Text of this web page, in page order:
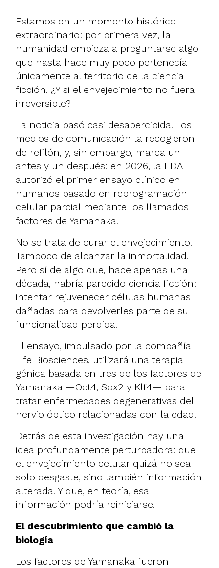
Estamos en un momento histórico
extraordinario: por primera vez, la
humanidad empieza a preguntarse algo
que hasta hace muy poco pertenecía
únicamente al territorio de la ciencia
ficción. ¿Y si el envejecimiento no fuera
irreversible?
La noticia pasó casi desapercibida. Los
medios de comunicación la recogieron
de refilón, y, sin embargo, marca un
antes y un después: en 2026, la FDA
autorizó el primer ensayo clínico en
humanos basado en reprogramación
celular parcial mediante los llamados
factores de Yamanaka.
No se trata de curar el envejecimiento.
Tampoco de alcanzar la inmortalidad.
Pero sí de algo que, hace apenas una
década, habría parecido ciencia ficción:
intentar rejuvenecer células humanas
dañadas para devolverles parte de su
funcionalidad perdida.
El ensayo, impulsado por la compañía
Life Biosciences, utilizará una terapia
génica basada en tres de los factores de
Yamanaka —Oct4, Sox2 y Klf4— para
tratar enfermedades degenerativas del
nervio óptico relacionadas con la edad.
Detrás de esta investigación hay una
idea profundamente perturbadora: que
el envejecimiento celular quizá no sea
solo desgaste, sino también información
alterada. Y que, en teoría, esa
información podría reiniciarse.
El descubrimiento que cambió la
biología
Los factores de Yamanaka fueron